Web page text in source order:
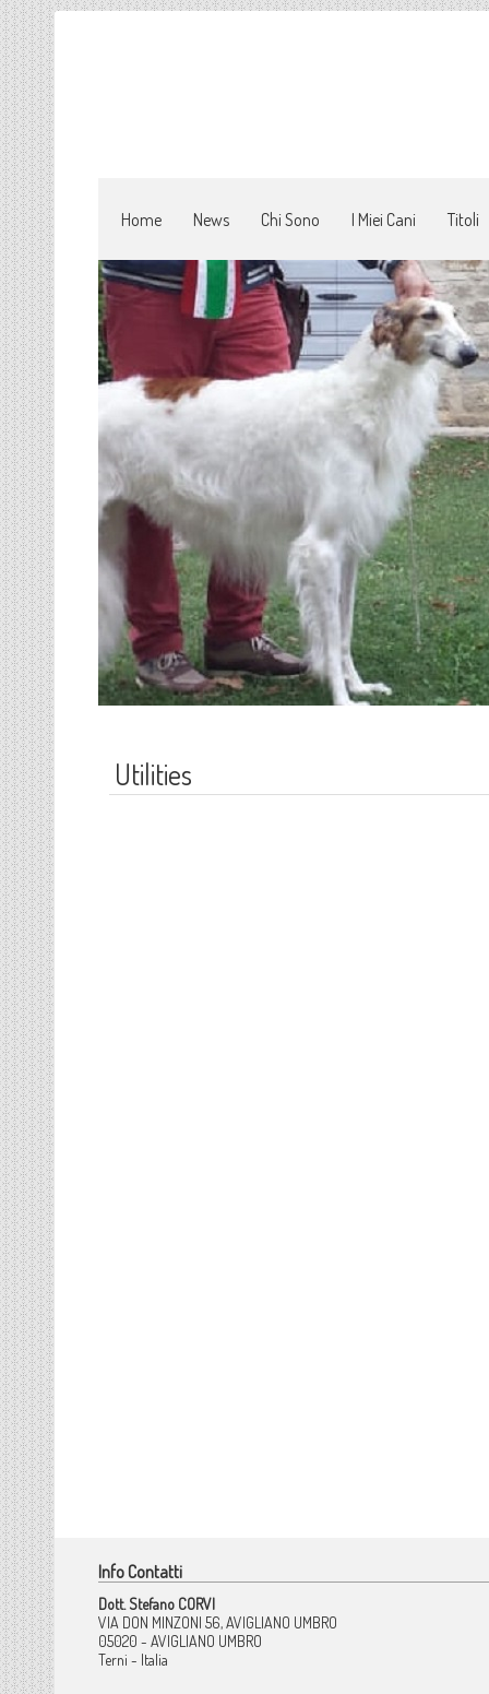
Home News Chi Sono I Miei Cani Titoli
Utilities
Info Contatti
Dott. Stefano CORVI
VIA DON MINZONI 56, AVIGLIANO UMBRO
05020 - AVIGLIANO UMBRO
Terni - Italia